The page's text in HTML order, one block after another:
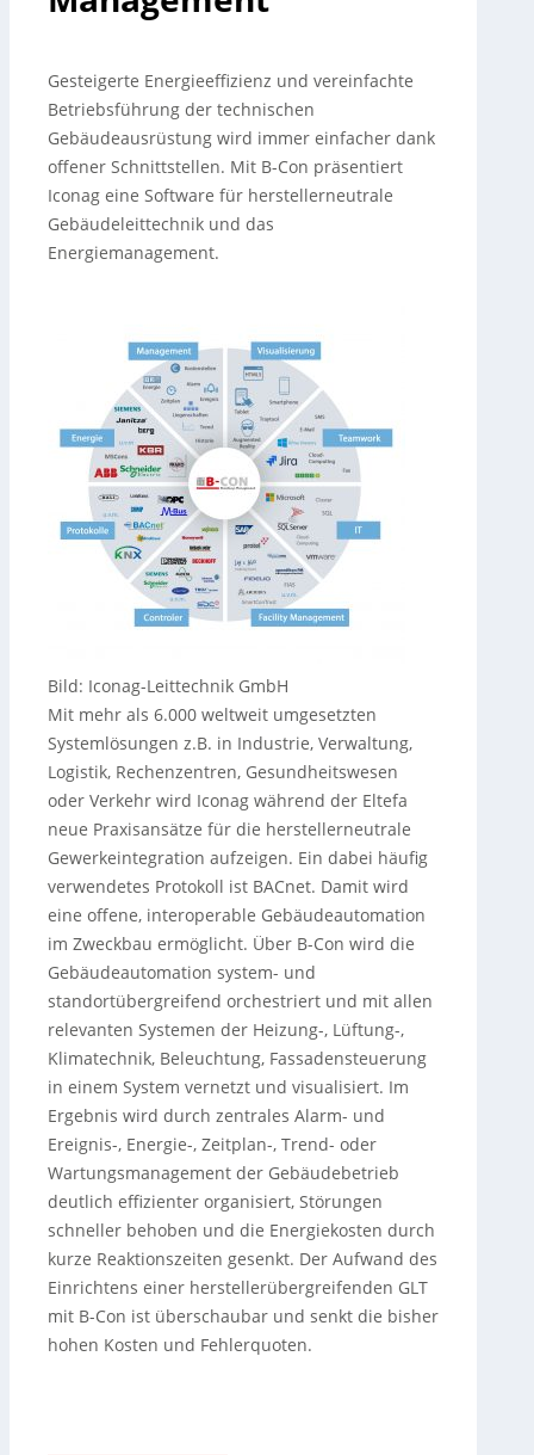
Gesteigerte Energieeffizienz und vereinfachte
Betriebsführung der technischen
Gebäudeausrüstung wird immer einfacher dank
offener Schnittstellen. Mit B-Con präsentiert
Iconag eine Software für herstellerneutrale
Gebäudeleittechnik und das
Energiemanagement.
Bild: Iconag-Leittechnik GmbH
Mit mehr als 6.000 weltweit umgesetzten
Systemlösungen z.B. in Industrie, Verwaltung,
Logistik, Rechenzentren, Gesundheitswesen
oder Verkehr wird Iconag während der Eltefa
neue Praxisansätze für die herstellerneutrale
Gewerkeintegration aufzeigen. Ein dabei häufig
verwendetes Protokoll ist BACnet. Damit wird
eine offene, interoperable Gebäudeautomation
im Zweckbau ermöglicht. Über B-Con wird die
Gebäudeautomation system- und
standortübergreifend orchestriert und mit allen
relevanten Systemen der Heizung-, Lüftung-,
Klimatechnik, Beleuchtung, Fassadensteuerung
in einem System vernetzt und visualisiert. Im
Ergebnis wird durch zentrales Alarm- und
Ereignis-, Energie-, Zeitplan-, Trend- oder
Wartungsmanagement der Gebäudebetrieb
deutlich effizienter organisiert, Störungen
schneller behoben und die Energiekosten durch
kurze Reaktionszeiten gesenkt. Der Aufwand des
Einrichtens einer herstellerübergreifenden GLT
mit B-Con ist überschaubar und senkt die bisher
hohen Kosten und Fehlerquoten.